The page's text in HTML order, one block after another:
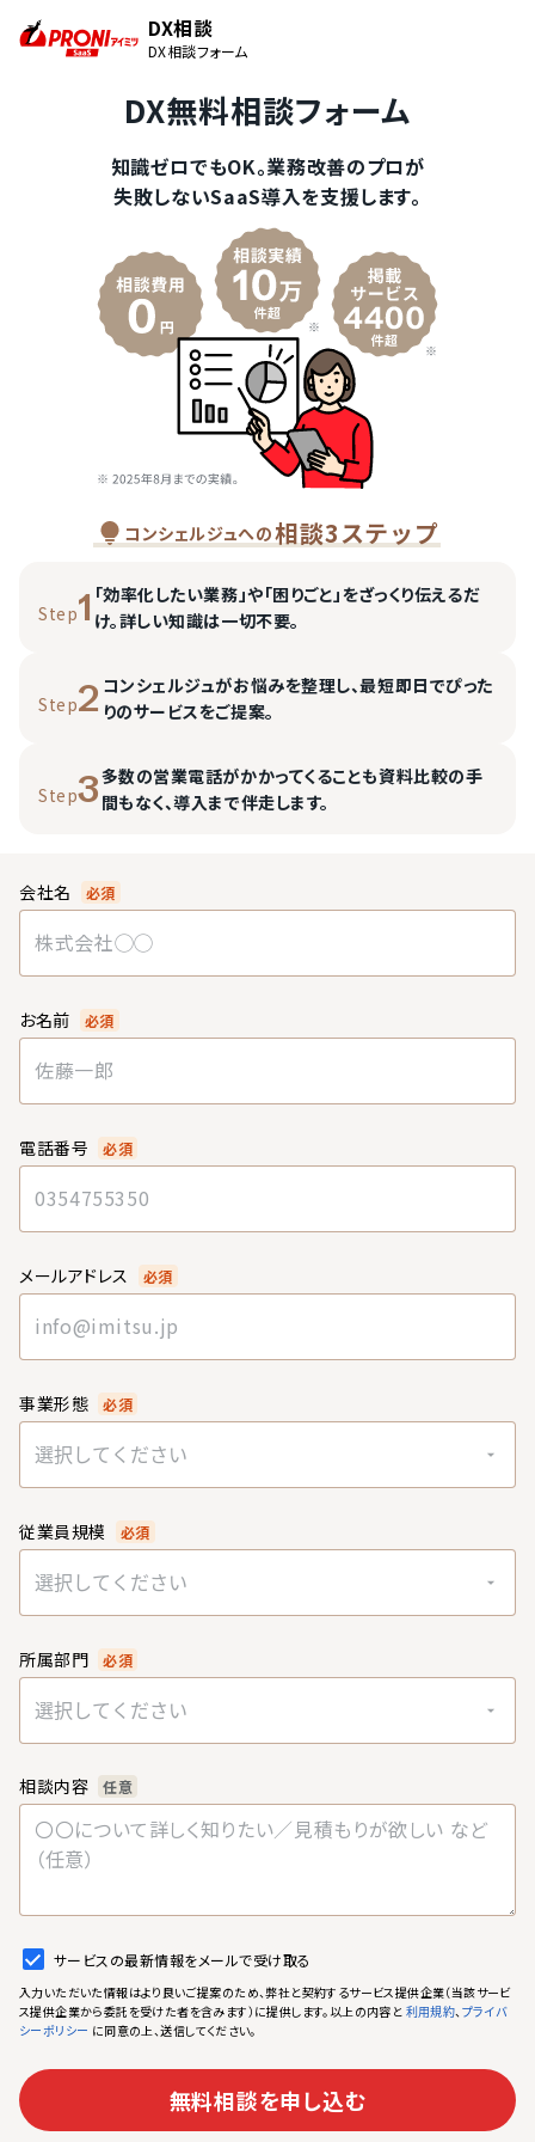
DX相談
DX相談フォーム
DX無料相談フォーム
知識ゼロでもOK。業務改善のプロが
失敗しないSaaS導入を支援します。
コンシェルジュへの相談3ステップ
Step1 「効率化したい業務」や「困りごと」をざっくり伝えるだ
け。詳しい知識は一切不要。
Step2 コンシェルジュがお悩みを整理し、最短即日でぴった
りのサービスをご提案。
Step3多数の営業電話がかかってくることも資料比較の手
間もなく、導入まで伴走します。
会社名 必須
お名前 必須
電話番号 必須
メールアドレス 必須
事業形態 必須
選択してください
従業員規模 必須
選択してください
所属部門 必須
選択してください
相談内容 任意
サービスの最新情報をメールで受け取る
入力いただいた情報はより良いご提案のため、弊社と契約するサービス提供企業（当該サービ
ス提供企業から委託を受けた者を含みます）に提供します。以上の内容と 利用規約、プライバ
シーポリシー に同意の上、送信してください。
無料相談を申し込む